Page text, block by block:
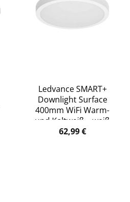
Ledvance SMART+
Downlight Surface
400mm WiFi Warm-
und Kaltweiß – weiß
62,99€